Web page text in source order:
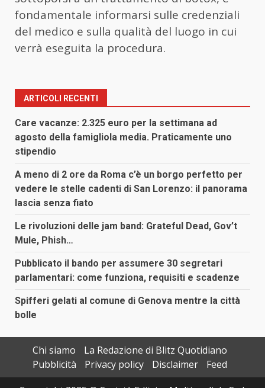
fondamentale informarsi sulle credenziali
del medico e sulla qualità del luogo in cui
verrà eseguita la procedura.
ARTICOLI RECENTI
Care vacanze: 2.325 euro per la settimana ad
agosto della famigliola media. Praticamente uno
stipendio
A meno di 2 ore da Roma c’è un borgo perfetto per
vedere le stelle cadenti di San Lorenzo: il panorama
lascia senza fiato
Le rivoluzioni delle jam band: Grateful Dead, Gov’t
Mule, Phish…
Pubblicato il bando per assumere 30 segretari
parlamentari: come funziona, requisiti e scadenze
Spifferi gelati al comune di Genova mentre la città
bolle
Chi siamo
La Redazione di Blitz Quotidiano
Pubblicità
Privacy policy Disclaimer
Feed